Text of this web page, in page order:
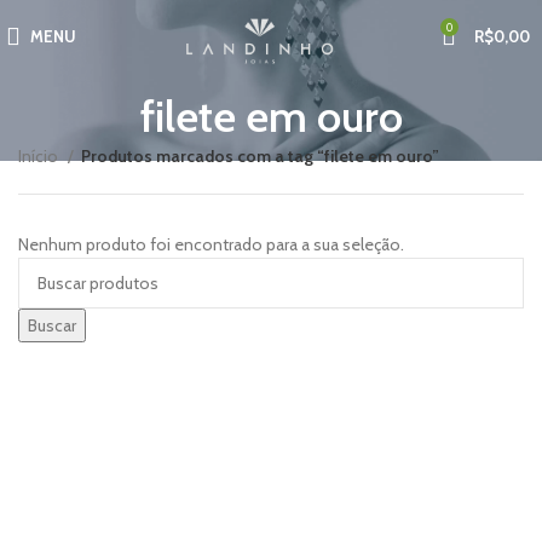
MENU 0 R$0,00
filete em ouro
Início Produtos marcados com a tag “filete em ouro”
Nenhum produto foi encontrado para a sua seleção.
Buscar